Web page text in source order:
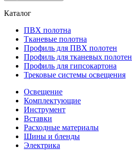
Каталог
ПВХ полотна
Тканевые полотна
Профиль для ПВХ полотен
Профиль для тканевых полотен
Профиль для гипсокартона
Трековые системы освещения
Освещение
Комплектующие
Инструмент
Вставки
Расходные материалы
Шины и бленды
Электрика